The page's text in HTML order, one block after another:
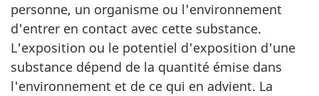
personne, un organisme ou l'environnement
d'entrer en contact avec cette substance.
L'exposition ou le potentiel d'exposition d'une
substance dépend de la quantité émise dans
l'environnement et de ce qui en advient. La